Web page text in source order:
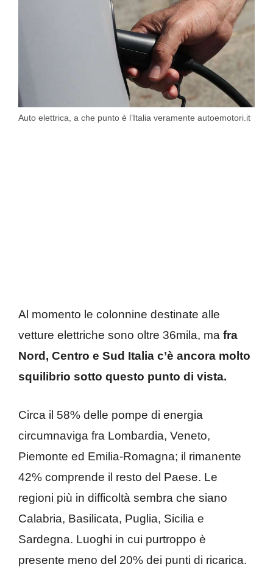
Auto elettrica, a che punto è l’Italia veramente autoemotori.it
Al momento le colonnine destinate alle
vetture elettriche sono oltre 36mila, ma fra
Nord, Centro e Sud Italia c’è ancora molto
squilibrio sotto questo punto di vista.
Circa il 58% delle pompe di energia
circumnaviga fra Lombardia, Veneto,
Piemonte ed Emilia-Romagna; il rimanente
42% comprende il resto del Paese. Le
regioni più in difficoltà sembra che siano
Calabria, Basilicata, Puglia, Sicilia e
Sardegna. Luoghi in cui purtroppo è
presente meno del 20% dei punti di ricarica.